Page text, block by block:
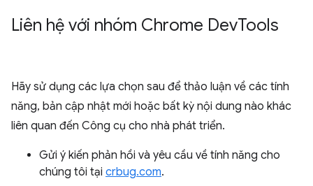
Liên hệ với nhóm Chrome DevTools
Hãy sử dụng các lựa chọn sau để thảo luận về các tính
năng, bản cập nhật mới hoặc bất kỳ nội dung nào khác
liên quan đến Công cụ cho nhà phát triển.
Gửi ý kiến phản hồi và yêu cầu về tính năng cho
chúng tôi tại crbug.com.